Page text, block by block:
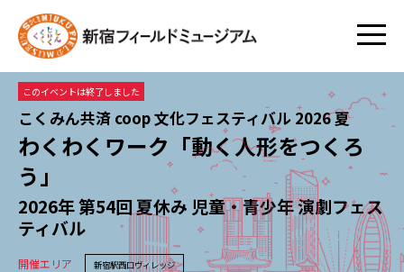
このイベントは終了しました
こくみん共済 coop 文化フェスティバル 2026 夏
わくわくワーク「動く人形をつくろ
う」
2026年 第54回 夏休み 児童・青少年 演劇フェス
ティバル
開催エリア 新宿駅西口ヴィレッジ